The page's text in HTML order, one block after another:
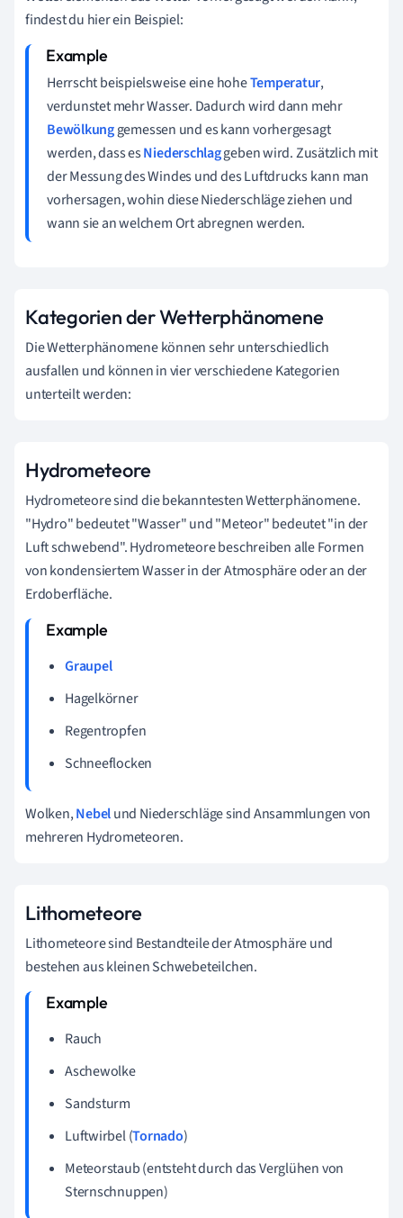
findest du hier ein Beispiel:
Herrscht beispielsweise eine hoheTemperatur,
verdunstet mehr Wasser. Dadurch wird dann mehr
Bewölkunggemessen und es kann vorhergesagt
werden, dass esNiederschlaggeben wird. Zusätzlich mit
der Messung des Windes und des Luftdrucks kann man
vorhersagen, wohin diese Niederschläge ziehen und
wann sie an welchem Ort abregnen werden.
Kategorien der Wetterphänomene
Die Wetterphänomene können sehr unterschiedlich
ausfallen und können in vier verschiedene Kategorien
unterteilt werden:
Hydrometeore
Hydrometeore sind die bekanntesten Wetterphänomene.
"Hydro" bedeutet "Wasser" und "Meteor" bedeutet "in der
Luft schwebend". Hydrometeore beschreiben alle Formen
von kondensiertem Wasser in der Atmosphäre oder an der
Erdoberfläche.
Graupel
Hagelkörner
Regentropfen
Schneeflocken
Wolken,Nebelund Niederschläge sind Ansammlungen von
mehreren Hydrometeoren.
Lithometeore
Lithometeore sind Bestandteile der Atmosphäre und
bestehen aus kleinen Schwebeteilchen.
Rauch
Aschewolke
Sandsturm
Luftwirbel (Tornado)
Meteorstaub (entsteht durch das Verglühen von
Sternschnuppen)